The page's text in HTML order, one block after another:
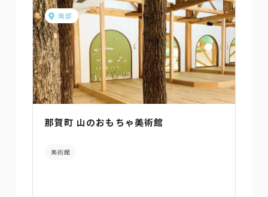
南部
那賀町 山のおもちゃ美術館
美術館